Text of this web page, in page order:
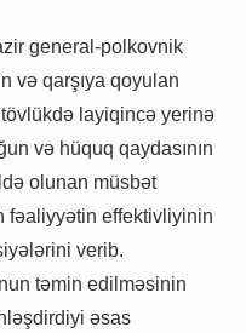
general-polkovnik
və qarşıya qoyulan
layiqincə yerinə
və hüquq qaydasının
olunan müsbət
fəaliyyətin effektivliyinin
verib.
təmin edilməsinin
əsas